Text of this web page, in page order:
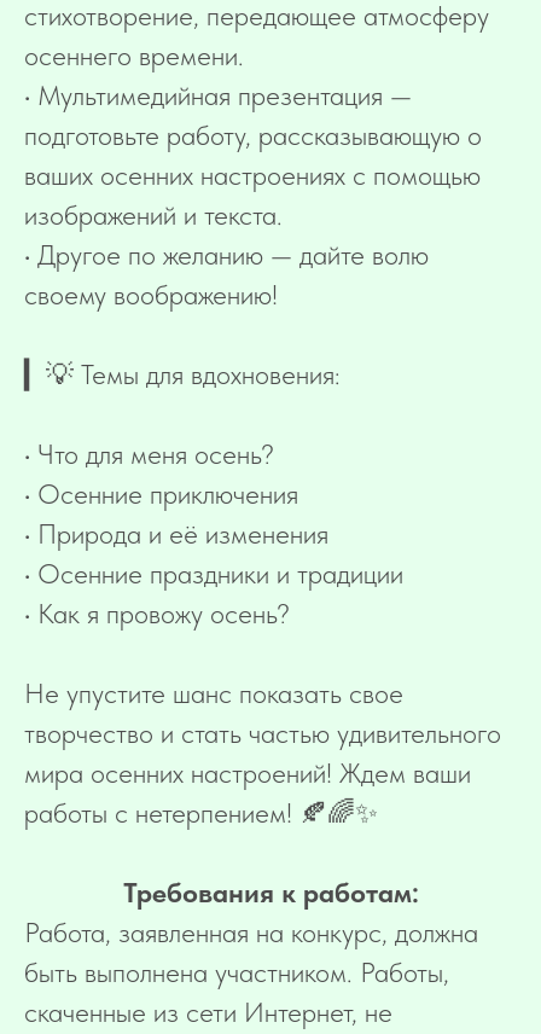
стихотворение, передающее атмосферу
осеннего времени.
• Мультимедийная презентация —
подготовьте работу, рассказывающую о
ваших осенних настроениях с помощью
изображений и текста.
• Другое по желанию — дайте волю
своему воображению!
▎💡 Темы для вдохновения:
• Что для меня осень?
• Осенние приключения
• Природа и её изменения
• Осенние праздники и традиции
• Как я провожу осень?
Не упустите шанс показать свое
творчество и стать частью удивительного
мира осенних настроений! Ждем ваши
работы с нетерпением! 🍂🌈✨
Требования к работам:
Работа, заявленная на конкурс, должна
быть выполнена участником. Работы,
скаченные из сети Интернет, не